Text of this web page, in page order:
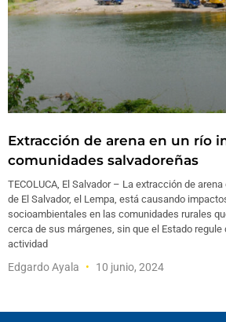
Extracción de arena en un río
comunidades salvadoreñas
TECOLUCA, El Salvador – La extracción de
de El Salvador, el Lempa, está causando
socioambientales en las comunidades rurales
cerca de sus márgenes, sin que el Estado regule
actividad
Edgardo Ayala 10 junio, 2024